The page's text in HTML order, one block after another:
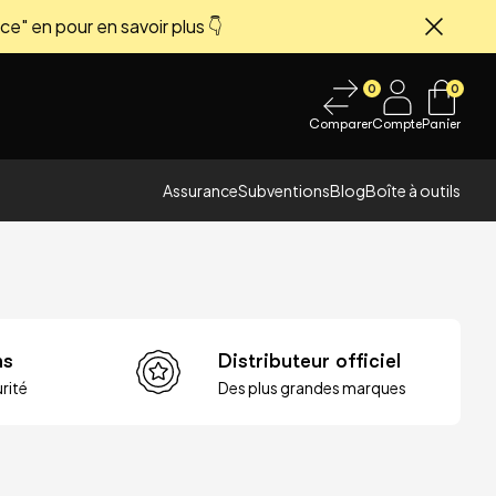
en pour en savoir plus 👇
0
ComparerCompte
0
Panier
AssuranceSubventionsBlogBoîte à outils
Distributeur officiel
Des plus grandes marques